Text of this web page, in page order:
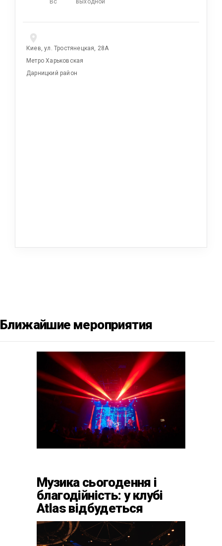
Вс
выходной
Киев, ул. Тростянецкая, 28А
Метро Харьковская
Дарницкий район
Ближайшие мероприятия
Музика сьогодення і
благодійність: у клубі
Atlas відбудеться
весняний «ГОМІН»